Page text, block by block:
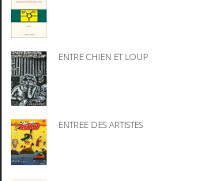
ENTRE CHIEN ET LOUP
ENTREE DES ARTISTES